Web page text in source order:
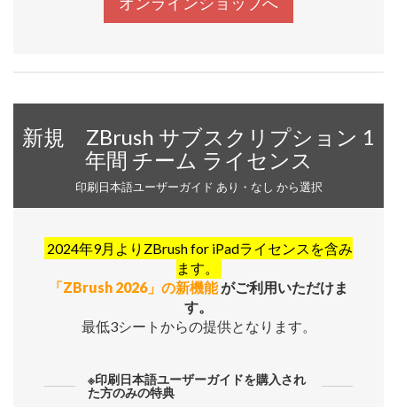
新規 ZBrush サブスクリプション 1
年間 チーム ライセンス
印刷日本語ユーザーガイド あり・なし から選択
2024年9月よりZBrush for iPadライセンスを含み
ます。
「ZBrush 2026」の新機能がご利用いただけま
す。
最低3シートからの提供となります。
※印刷日本語ユーザーガイドを購入され
た方のみの特典